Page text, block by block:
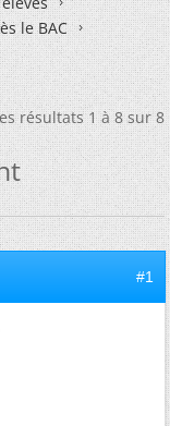
le BAC
résultats 1 à 8 sur 8
#1